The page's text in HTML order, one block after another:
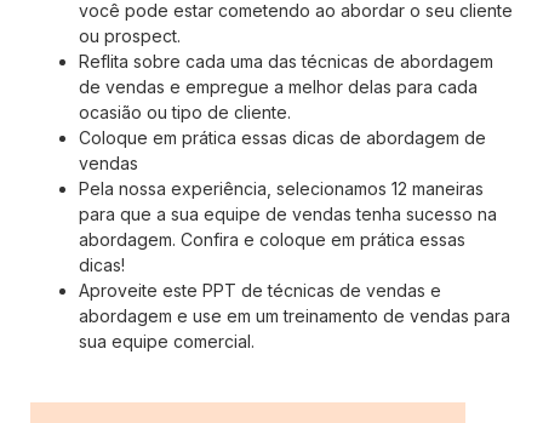
você pode estar cometendo ao abordar o seu cliente
ou prospect.
Reflita sobre cada uma das técnicas de abordagem
de vendas e empregue a melhor delas para cada
ocasião ou tipo de cliente.
Coloque em prática essas dicas de abordagem de
vendas
Pela nossa experiência, selecionamos 12 maneiras
para que a sua equipe de vendas tenha sucesso na
abordagem. Confira e coloque em prática essas
dicas!
Aproveite este PPT de técnicas de vendas e
abordagem e use em um treinamento de vendas para
sua equipe comercial.